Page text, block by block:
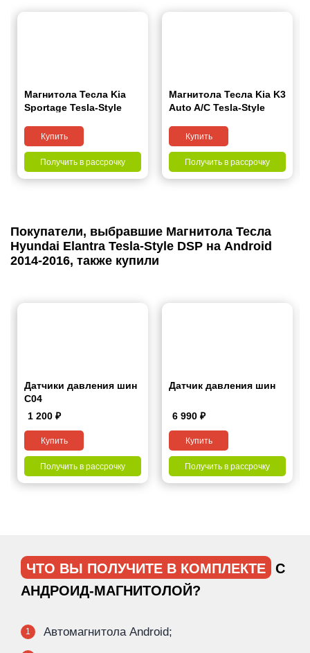
Магнитола Тесла Kia
Sportage Tesla-Style
2016Купить
Получить в рассрочку
Магнитола Тесла Kia K3
Auto A/C Tesla-Style
2017Купить
Получить в рассрочку
Покупатели, выбравшие Магнитола Тесла
Hyundai Elantra Tesla-Style DSP на Android
2014-2016, также купили
Датчики давления шин
С04
1 200 ₽
Купить
Получить в рассрочку
Датчик давления шин
6 990 ₽
Купить
Получить в рассрочку
ЧТО ВЫ ПОЛУЧИТЕ В КОМПЛЕКТЕ
С
АНДРОИД-МАГНИТОЛОЙ?
1 Автомагнитола Android;